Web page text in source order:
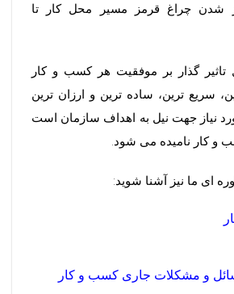
شدن چراغ قرمز مسیر محل کار تا
گذار بر موفقیت هر کسب و کار
سریع ترین، ساده ترین و ارزان ترین
نیاز جهت نیل به اهداف سازمان است
و کار نامیده می شود.
ای ما نیز آشنا شوید:
و مشکلات جاری کسب و کار